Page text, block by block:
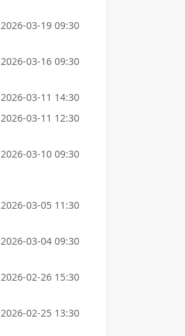
2026-03-19 09:30
2026-03-16 09:30
2026-03-11 14:30
2026-03-11 12:30
2026-03-10 09:30
2026-03-05 11:30
2026-03-04 09:30
2026-02-26 15:30
2026-02-25 13:30